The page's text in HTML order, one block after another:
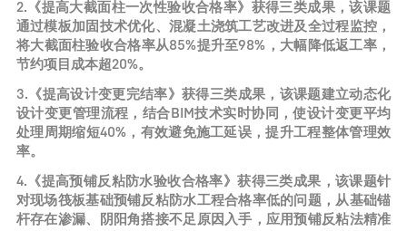
2.《提高大截面柱一次性验收合格率》获得三类成果，该课题
通过模板加固技术优化、混凝土浇筑工艺改进及全过程监控，
将大截面柱验收合格率从85%提升至98%，大幅降低返工率，
节约项目成本超20%。
3.《提高设计变更完结率》获得三类成果，该课题建立动态化
设计变更管理流程，结合BIM技术实时协同，使设计变更平均
处理周期缩短40%，有效避免施工延误，提升工程整体管理效
率。
4.《提高预铺反粘防水验收合格率》获得三类成果，该课题针
对现场筏板基础预铺反粘防水工程合格率低的问题，从基础锚
杆存在渗漏、阴阳角搭接不足原因入手，应用预铺反粘法精准